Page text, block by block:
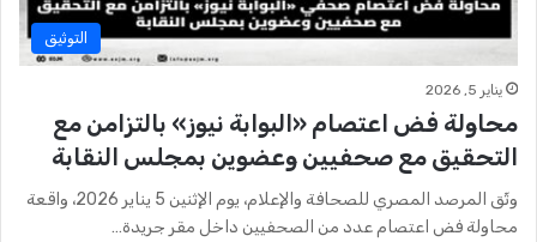
التوثيق
يناير 5, 2026
محاولة فض اعتصام «البوابة نيوز» بالتزامن مع
التحقيق مع صحفيين وعضوين بمجلس النقابة
وثّق المرصد المصري للصحافة والإعلام، يوم الإثنين 5 يناير 2026، واقعة
محاولة فض اعتصام عدد من الصحفيين داخل مقر جريدة…